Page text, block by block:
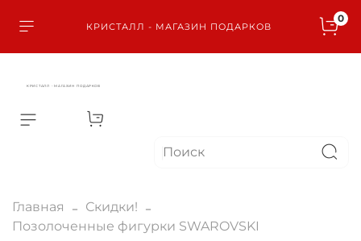
КРИСТАЛЛ - МАГАЗИН ПОДАРКОВ
0
КРИСТАЛЛ - МАГАЗИН ПОДАРКОВ
Главная
Скидки!
Позолоченные фигурки SWAROVSKI